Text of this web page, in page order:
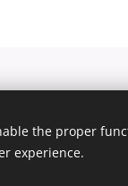
Holland
the proper
experience.